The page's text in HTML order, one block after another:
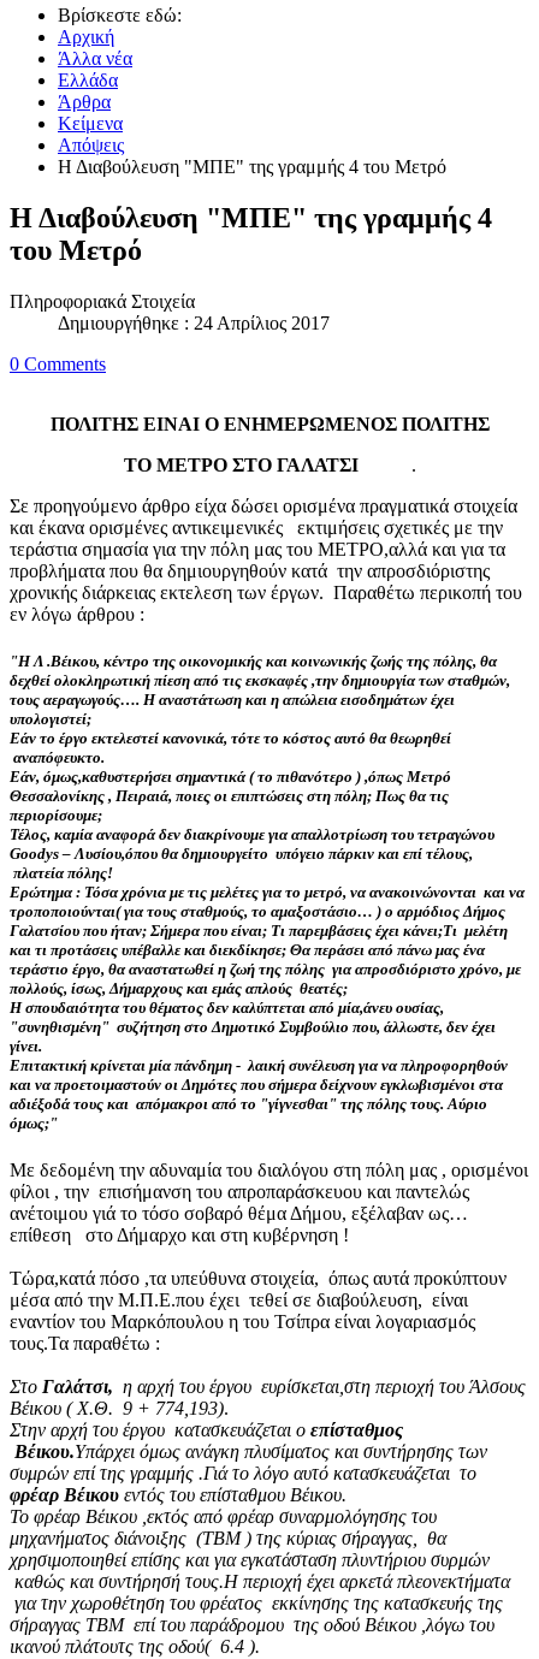
Βρίσκεστε εδώ:
Αρχική
Άλλα νέα
Ελλάδα
Άρθρα
Κείμενα
Απόψεις
Η Διαβούλευση "ΜΠΕ" της γραμμής 4 του Μετρό
Η Διαβούλευση "ΜΠΕ" της γραμμής 4
του Μετρό
Πληροφοριακά Στοιχεία
Δημιουργήθηκε : 24 Απρίλιος 2017
0 Comments
ΠΟΛΙΤΗΣ ΕΙΝΑΙ Ο ΕΝΗΜΕΡΩΜΕΝΟΣ ΠΟΛΙΤΗΣ
ΤΟ METΡO ΣΤΟ ΓΑΛΑΤΣΙ.
Σε προηγούμενο άρθρο είχα δώσει ορισμένα πραγματικά στοιχεία
και έκανα ορισμένες αντικειμενικές εκτιμήσεις σχετικές με την
τεράστια σημασία για την πόλη μας του ΜΕΤΡΟ,αλλά και για τα
προβλήματα που θα δημιουργηθούν κατά την απροσδιόριστης
χρονικής διάρκειας εκτελεση των έργων. Παραθέτω περικοπή του
εν λόγω άρθρου :
"Η Λ .Βέικου, κέντρο της οικονομικής και κοινωνικής ζωής της πόλης, θα
δεχθεί ολοκληρωτική πίεση από τις εκσκαφές ,την δημιουργία των σταθμών,
τους αεραγωγούς…. Η αναστάτωση και η απώλεια εισοδημάτων έχει
υπολογιστεί;
Εάν το έργο εκτελεστεί κανονικά, τότε το κόστος αυτό θα θεωρηθεί
αναπόφευκτο.
Εάν, όμως,καθυστερήσει σημαντικά ( το πιθανότερο ) ,όπως Μετρό
Θεσσαλονίκης , Πειραιά, ποιες οι επιπτώσεις στη πόλη; Πως θα τις
περιορίσουμε;
Τέλος, καμία αναφορά δεν διακρίνουμε για απαλλοτρίωση του τετραγώνου
Goodys – Λυσίου,όπου θα δημιουργείτο υπόγειο πάρκιν και επί τέλους,
πλατεία πόλης!
Ερώτημα : Τόσα χρόνια με τις μελέτες για το μετρό, να ανακοινώνονται και να
τροποποιούνται( για τους σταθμούς, το αμαξοστάσιο… ) ο αρμόδιος Δήμος
Γαλατσίου που ήταν; Σήμερα που είναι; Τι παρεμβάσεις έχει κάνει;Τι μελέτη
και τι προτάσεις υπέβαλλε και διεκδίκησε; Θα περάσει από πάνω μας ένα
τεράστιο έργο, θα αναστατωθεί η ζωή της πόλης για απροσδιόριστο χρόνο, με
πολλούς, ίσως, Δήμαρχους και εμάς απλούς θεατές;
Η σπουδαιότητα του θέματος δεν καλύπτεται από μία,άνευ ουσίας,
"συνηθισμένη" συζήτηση στο Δημοτικό Συμβούλιο που, άλλωστε, δεν έχει
γίνει.
Επιτακτική κρίνεται μία πάνδημη - λαική συνέλευση για να πληροφορηθούν
και να προετοιμαστούν οι Δημότες που σήμεραδείχνουν εγκλωβισμένοι στα
αδιέξοδά τους και απόμακροι από το "γίγνεσθαι" της πόλης τους. Αύριο
όμως;"
Με δεδομένη την αδυναμία του διαλόγου στη πόλη μας , ορισμένοι
φίλοι , την επισήμανση του απροπαράσκευου και παντελώς
ανέτοιμου γιά το τόσο σοβαρό θέμα Δήμου, εξέλαβαν ως…
επίθεση στο Δήμαρχο και στη κυβέρνηση !
Τώρα,κατά πόσο ,τα υπεύθυνα στοιχεία, όπως αυτά προκύπτουν
μέσα από την Μ.Π.Ε.που έχει τεθεί σε διαβούλευση, είναι
εναντίον του Μαρκόπουλου η του Τσίπρα είναι λογαριασμός
τους.Τα παραθέτω :
Στο Γαλάτσι, η αρχή του έργου ευρίσκεται,στη περιοχή του Άλσους
Βέικου ( Χ.Θ. 9 + 774,193).
Στην αρχή του έργου κατασκευάζεται ο επίσταθμος
Βέικου.Υπάρχει όμως ανάγκη πλυσίματος και συντήρησης των
συμρών επί της γραμμής .Γιά το λόγο αυτό κατασκευάζεται το
φρέαρ Βέικου εντός του επίσταθμου Βέικου.
Το φρέαρ Βέικου ,εκτός από φρέαρ συναρμολόγησης του
μηχανήματος διάνοιξης (ΤΒΜ ) της κύριας σήραγγας, θα
χρησιμοποιηθεί επίσης και για εγκατάσταση πλυντήριου συρμών
καθώς και συντήρησή τους.Η περιοχή έχει αρκετά πλεονεκτήματα
για την χωροθέτηση του φρέατος εκκίνησης της κατασκευής της
σήραγγας ΤΒΜ επί του παράδρομου της οδού Βέικου ,λόγω του
ικανού πλάτουτς της οδού( 6.4 ).